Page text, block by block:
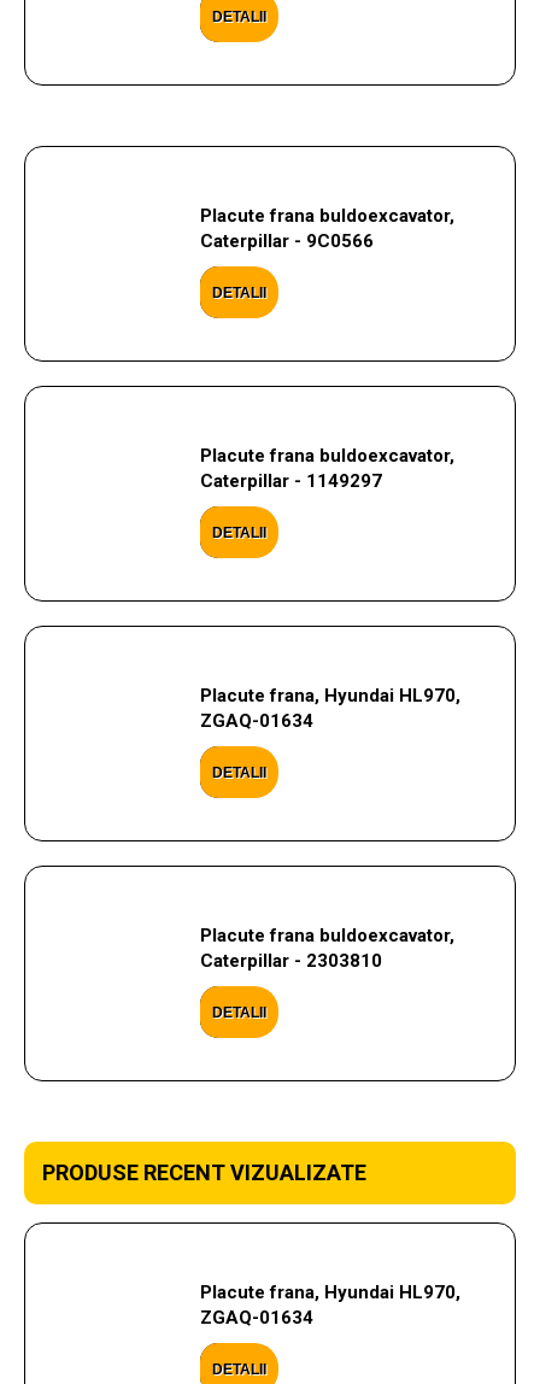
DETALII
Placute frana buldoexcavator,
Caterpillar - 9C0566
DETALII
Placute frana buldoexcavator,
Caterpillar - 1149297
DETALII
Placute frana, Hyundai HL970,
ZGAQ-01634
DETALII
Placute frana buldoexcavator,
Caterpillar - 2303810
DETALII
PRODUSE RECENT VIZUALIZATE
Placute frana, Hyundai HL970,
ZGAQ-01634
DETALII